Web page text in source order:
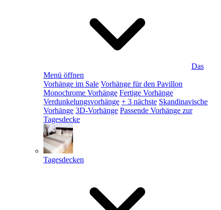
Das
Menü öffnen
Vorhänge im Sale Vorhänge für den Pavillon
Monochrome Vorhänge Fertige Vorhänge
Verdunkelungsvorhänge + 3 nächste Skandinavische
Vorhänge 3D-Vorhänge Passende Vorhänge zur
Tagesdecke
Tagesdecken